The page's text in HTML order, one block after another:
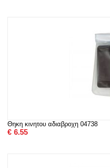
Θηκη κινητου αδιαβροχη 04738
€ 6.55